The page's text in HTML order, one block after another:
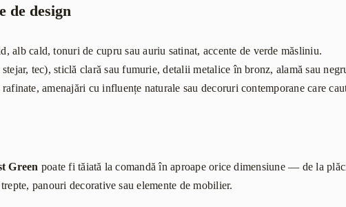
de design
alb cald, tonuri de cupru sau auriu satinat, accente de verde măsliniu.
tec), sticlă clară sau fumurie, detalii metalice în bronz, alamă sau
amenajări cu influențe naturale sau decoruri contemporane care
Green poate fi tăiată la comandă în aproape orice dimensiune — de la
panouri decorative sau elemente de mobilier.